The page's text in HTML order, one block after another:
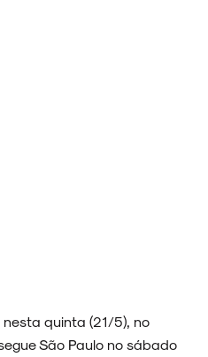
quinta (21/5), no
São Paulo no sábado